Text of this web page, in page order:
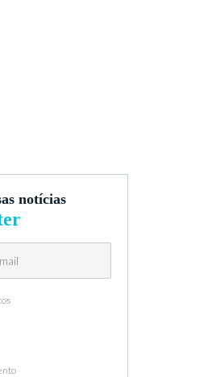
notícias